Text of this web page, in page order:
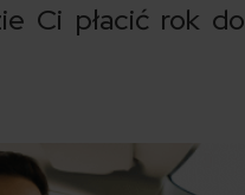
Ci płacić rok do